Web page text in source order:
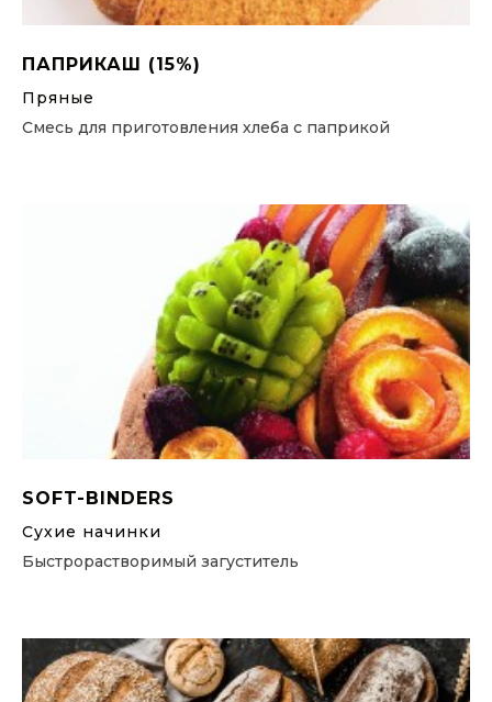
ПАПРИКАШ (15%)
Пряные
Смесь для приготовления хлеба с паприкой
SOFT-BINDERS
Сухие начинки
Быстрорастворимый загуститель